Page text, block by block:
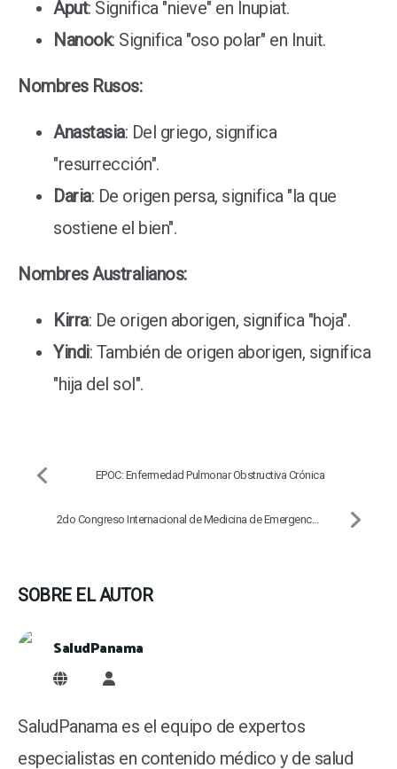
Aput: Significa "nieve" en Inupiat.
Nanook: Significa "oso polar" en Inuit.
Nombres Rusos:
Anastasia: Del griego, significa
"resurrección".
Daria: De origen persa, significa "la que
sostiene el bien".
Nombres Australianos:
Kirra: De origen aborigen, significa "hoja".
Yindi: También de origen aborigen, significa
"hija del sol".
EPOC: Enfermedad Pulmonar Obstructiva Crónica
2do Congreso Internacional de Medicina de Emergenc...
SOBRE EL AUTOR
SaludPanama
SaludPanama es el equipo de expertos
especialistas en contenido médico y de salud